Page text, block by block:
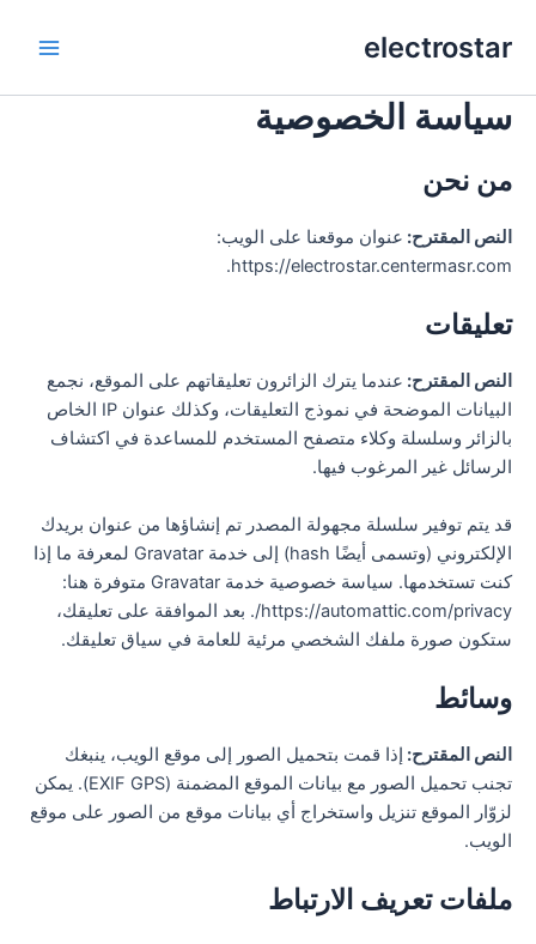
إلىelectrostar
سياسة الخصوصية
من نحن
النص المقترح: عنوان موقعنا على الويب:
https://electrostar.centermasr.com.
تعليقات
النص المقترح: عندما يترك الزائرون تعليقاتهم على الموقع، نجمع
البيانات الموضحة في نموذج التعليقات، وكذلك عنوان IP الخاص
بالزائر وسلسلة وكلاء متصفح المستخدم للمساعدة في اكتشاف
الرسائل غير المرغوب فيها.
قد يتم توفير سلسلة مجهولة المصدر تم إنشاؤها من عنوان بريدك
الإلكتروني (وتسمى أيضًا hash) إلى خدمة Gravatar لمعرفة ما إذا
كنت تستخدمها. سياسة خصوصية خدمة Gravatar متوفرة هنا:
https://automattic.com/privacy/. بعد الموافقة على تعليقك،
ستكون صورة ملفك الشخصي مرئية للعامة في سياق تعليقك.
وسائط
النص المقترح: إذا قمت بتحميل الصور إلى موقع الويب، ينبغك
تجنب تحميل الصور مع بيانات الموقع المضمنة (EXIF GPS). يمكن
لزوّار الموقع تنزيل واستخراج أي بيانات موقع من الصور على موقع
الويب.
ملفات تعريف الارتباط